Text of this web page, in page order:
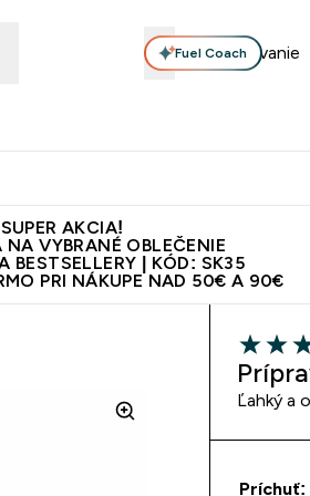
Fuel Coach
SUPER AKCIA!
VYBRANÉ OBLEČENIE
BESTSELLERY | KÓD: SK35
PRI NÁKUPE NAD 50€ A 90€
5 out of
Ľahký a
Príchuť: